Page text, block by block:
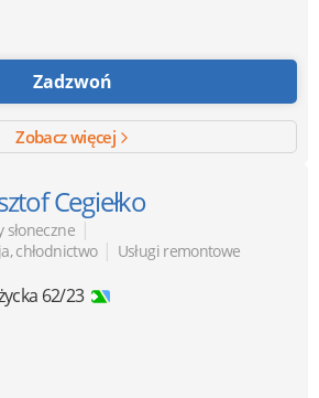
Zadzwoń
Zobacz więcej
Cegiełko
słoneczne |
chłodnictwo | Usługi remontowe
62/23